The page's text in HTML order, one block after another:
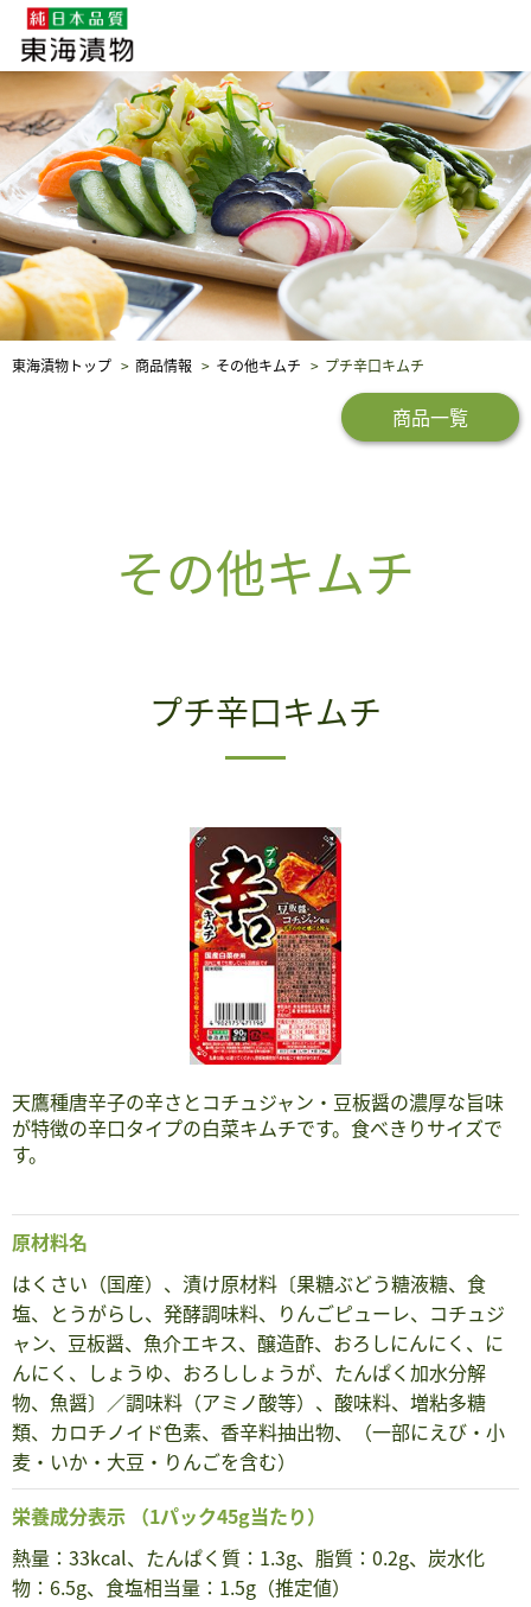
企業・採用情報 社会貢献 品質保証
東海漬物トップ 商品情報 その他キムチ プチ辛口キムチ
商品一覧
その他キムチ
プチ辛口キムチ
天鷹種唐辛子の辛さとコチュジャン・豆板醤の濃厚な旨味
が特徴の辛口タイプの白菜キムチです。食べきりサイズで
す。
原材料名
はくさい（国産）、漬け原材料〔果糖ぶどう糖液糖、食
塩、とうがらし、発酵調味料、りんごピューレ、コチュジ
ャン、豆板醤、魚介エキス、醸造酢、おろしにんにく、に
んにく、しょうゆ、おろししょうが、たんぱく加水分解
物、魚醤〕／調味料（アミノ酸等）、酸味料、増粘多糖
類、カロチノイド色素、香辛料抽出物、（一部にえび・小
麦・いか・大豆・りんごを含む）
栄養成分表示 （1パック45g当たり）
熱量：33kcal、たんぱく質：1.3g、脂質：0.2g、炭水化
物：6.5g、食塩相当量：1.5g（推定値）